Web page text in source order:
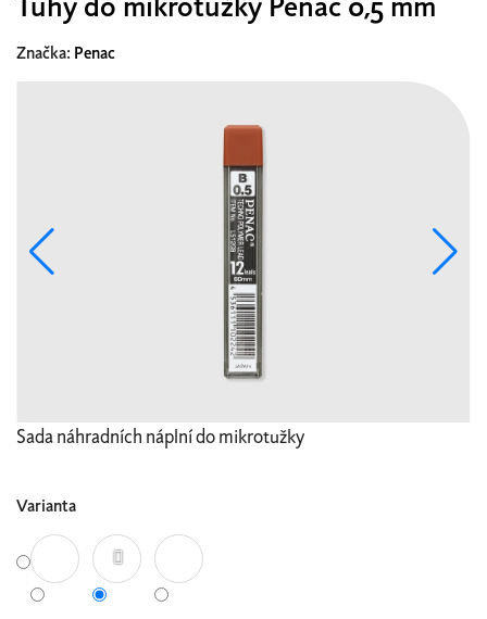
Sada náhradních náplní do mikrotužky
Varianta
Tuhy do mikrotužky Penac 0,5 mm
Značka: Penac